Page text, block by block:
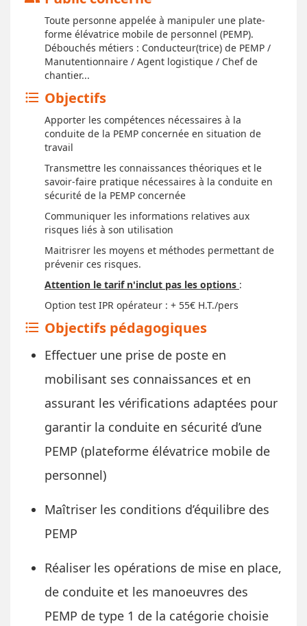
Toute personne appelée à manipuler une plate-
forme élévatrice mobile de personnel (PEMP).
Débouchés métiers : Conducteur(trice) de PEMP /
Manutentionnaire / Agent logistique / Chef de
chantier...
format_list_bulleted Objectifs
Apporter les compétences nécessaires à la
conduite de la PEMP concernée en situation de
travail
Transmettre les connaissances théoriques et le
savoir-faire pratique nécessaires à la conduite en
sécurité de la PEMP concernée
Communiquer les informations relatives aux
risques liés à son utilisation
Maitrisrer les moyens et méthodes permettant de
prévenir ces risques.
Attention le tarif n'inclut pas les options :
Option test IPR opérateur : + 55€ H.T./pers
format_list_bulleted Objectifs pédagogiques
Effectuer une prise de poste en
mobilisant ses connaissances et en
assurant les vérifications adaptées pour
garantir la conduite en sécurité d’une
PEMP (plateforme élévatrice mobile de
personnel)
Maîtriser les conditions d’équilibre des
PEMP
Réaliser les opérations de mise en place,
de conduite et les manoeuvres des
PEMP de type 1 de la catégorie choisie